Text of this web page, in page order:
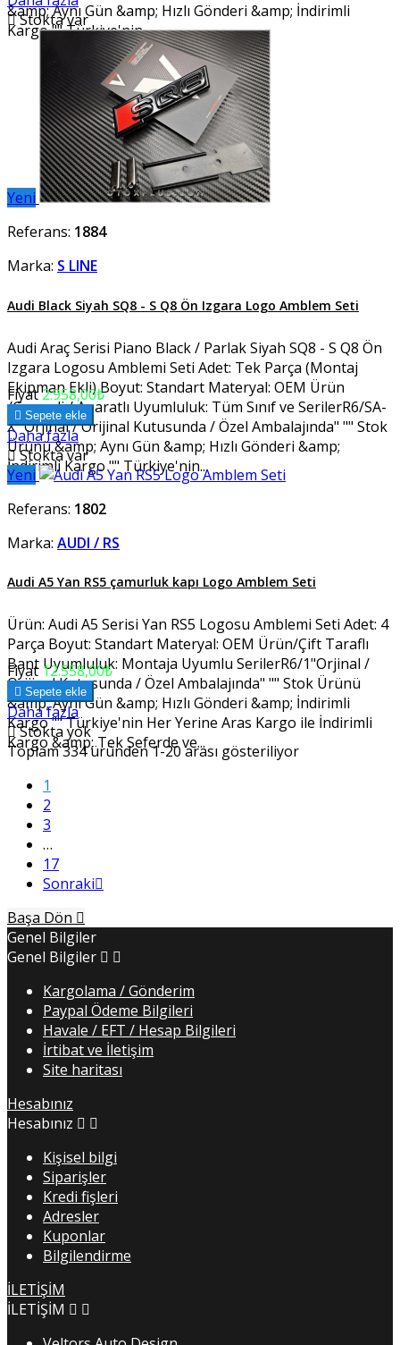
&amp; Aynı Gün &amp; Hızlı Gönderi &amp; İndirimli
Kargo "" Türkiye'nin...
Stokta var
Yeni
Referans: 1884
Marka: S LINE
Audi Black Siyah SQ8 - S Q8 Ön Izgara Logo Amblem Seti
Audi Araç Serisi Piano Black / Parlak Siyah SQ8 - S Q8 Ön
Izgara Logosu Amblemi Seti Adet: Tek Parça (Montaj
Ekipman Ekli) Boyut: Standart Materyal: OEM Ürün
/Geçmeli / Aparatlı Uyumluluk: Tüm Sınıf ve SerilerR6/SA-
X "Orjinal / Orijinal Kutusunda / Özel Ambalajında" "" Stok
Ürünü &amp; Aynı Gün &amp; Hızlı Gönderi &amp;
İndirimli Kargo "" Türkiye'nin...
Fiyat2.958,00₺
 Sepete ekle
Daha fazla
Stokta var
Yeni
Referans: 1802
Marka: AUDI / RS
Audi A5 Yan RS5 çamurluk kapı Logo Amblem Seti
Ürün: Audi A5 Serisi Yan RS5 Logosu Amblemi Seti Adet: 4
Parça Boyut: Standart Materyal: OEM Ürün/Çift Taraflı
Bant Uyumluluk: Montaja Uyumlu SerilerR6/1"Orjinal /
Orijinal Kutusunda / Özel Ambalajında" "" Stok Ürünü
&amp; Aynı Gün &amp; Hızlı Gönderi &amp; İndirimli
Kargo "" Türkiye'nin Her Yerine Aras Kargo ile İndirimli
Kargo &amp; Tek Seferde ve...
Fiyat 12.558,00₺
 Sepete ekle
Daha fazla
Stokta yok
Toplam 334 üründen 1-20 arası gösteriliyor
1
2
3
…
17
Sonraki
Başa Dön 
Genel Bilgiler
Genel Bilgiler  
Kargolama / Gönderim
Paypal Ödeme Bilgileri
Havale / EFT / Hesap Bilgileri
İrtibat ve İletişim
Site haritası
Hesabınız
Hesabınız  
Kişisel bilgi
Siparişler
Kredi fişleri
Adresler
Kuponlar
Bilgilendirme
İLETİŞİM
İLETİŞİM  